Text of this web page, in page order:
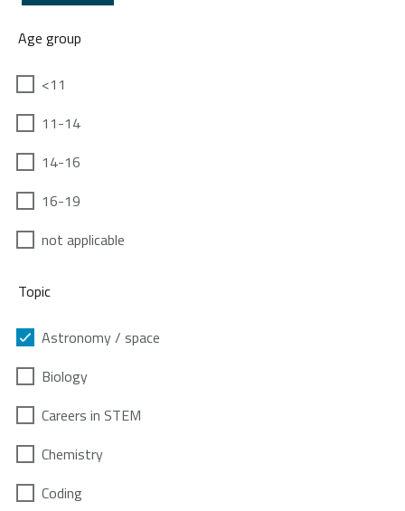
Age group
<11
11-14
14-16
16-19
not applicable
Topic
Astronomy / space
Biology
Careers in STEM
Chemistry
Coding